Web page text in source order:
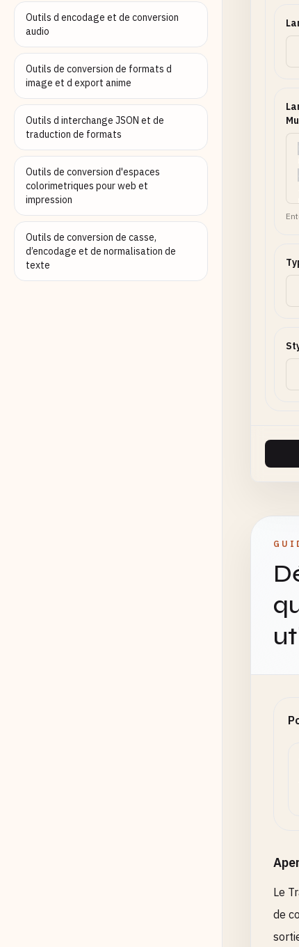
Outils d encodage et de conversion
audio
Outils de conversion de formats d
image et d export anime
Outils d interchange JSON et de
traduction de formats
Outils de conversion d'espaces
colorimetriques pour web et
impression
Outils de conversion de casse,
d’encodage et de normalisation de
texte
Le
de